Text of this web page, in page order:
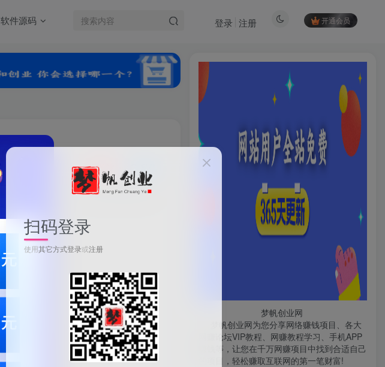
软件源码 开通会员
登录 注册
关注
0 299 6 HI！请登录
登录
梦帆创业网
梦帆创业网为您分享网络赚钱项目、各大
网赚论坛VIP教程、网赚教程学习、手机APP
赚钱等，让您在千万网赚项目中找到合适自己
的项目，轻松赚取互联网的第一笔财富!
扫码登录
使用其它方式登录或注册